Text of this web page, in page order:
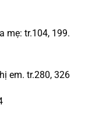
mẹ: tr.104, 199.
em. tr.280, 326